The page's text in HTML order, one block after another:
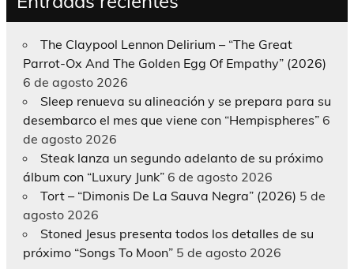
The Claypool Lennon Delirium – “The Great
Parrot-Ox And The Golden Egg Of Empathy” (2026)
6 de agosto 2026
Sleep renueva su alineación y se prepara para su
desembarco el mes que viene con “Hempispheres” 6
de agosto 2026
Steak lanza un segundo adelanto de su próximo
álbum con “Luxury Junk” 6 de agosto 2026
Tort – “Dimonis De La Sauva Negra” (2026) 5 de
agosto 2026
Stoned Jesus presenta todos los detalles de su
próximo “Songs To Moon” 5 de agosto 2026